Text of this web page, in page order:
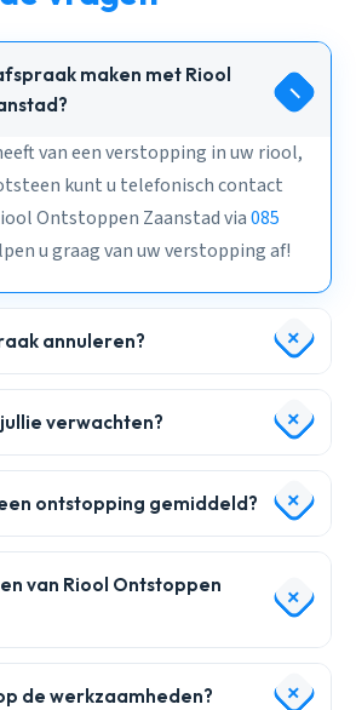
maken met Riool
van een verstopping in uw riool,
kunt u telefonisch contact
Ontstoppen Zaanstad via085
u graag van uw verstopping af!
annuleren?
verwachten?
ontstopping gemiddeld?
van Riool Ontstoppen
de werkzaamheden?